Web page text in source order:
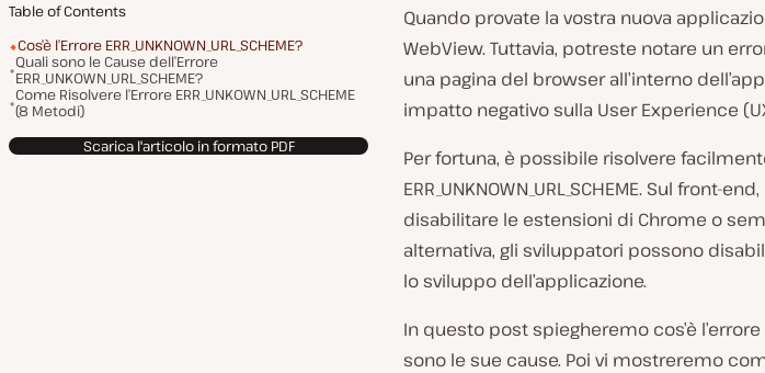
Table of Contents
Cos’è l’Errore ERR_UNKNOWN_URL_SCHEME?
Quali sono le Cause dell’Errore
ERR_UNKOWN_URL_SCHEME?
Come Risolvere l’Errore ERR_UNKOWN_URL_SCHEME
(8 Metodi)
Scarica l'articolo in formato PDF
Quando provate la vostra nuova
WebView. Tuttavia, potreste notare un
una pagina del browser all’interno
impatto negativo sulla User Experience
Per fortuna, è possibile risolvere
ERR_UNKNOWN_URL_SCHEME. Sul front-
disabilitare le estensioni di Chrome o
alternativa, gli sviluppatori possono
lo sviluppo dell’applicazione.
In questo post spiegheremo cos’è l’errore
sono le sue cause. Poi vi mostreremo